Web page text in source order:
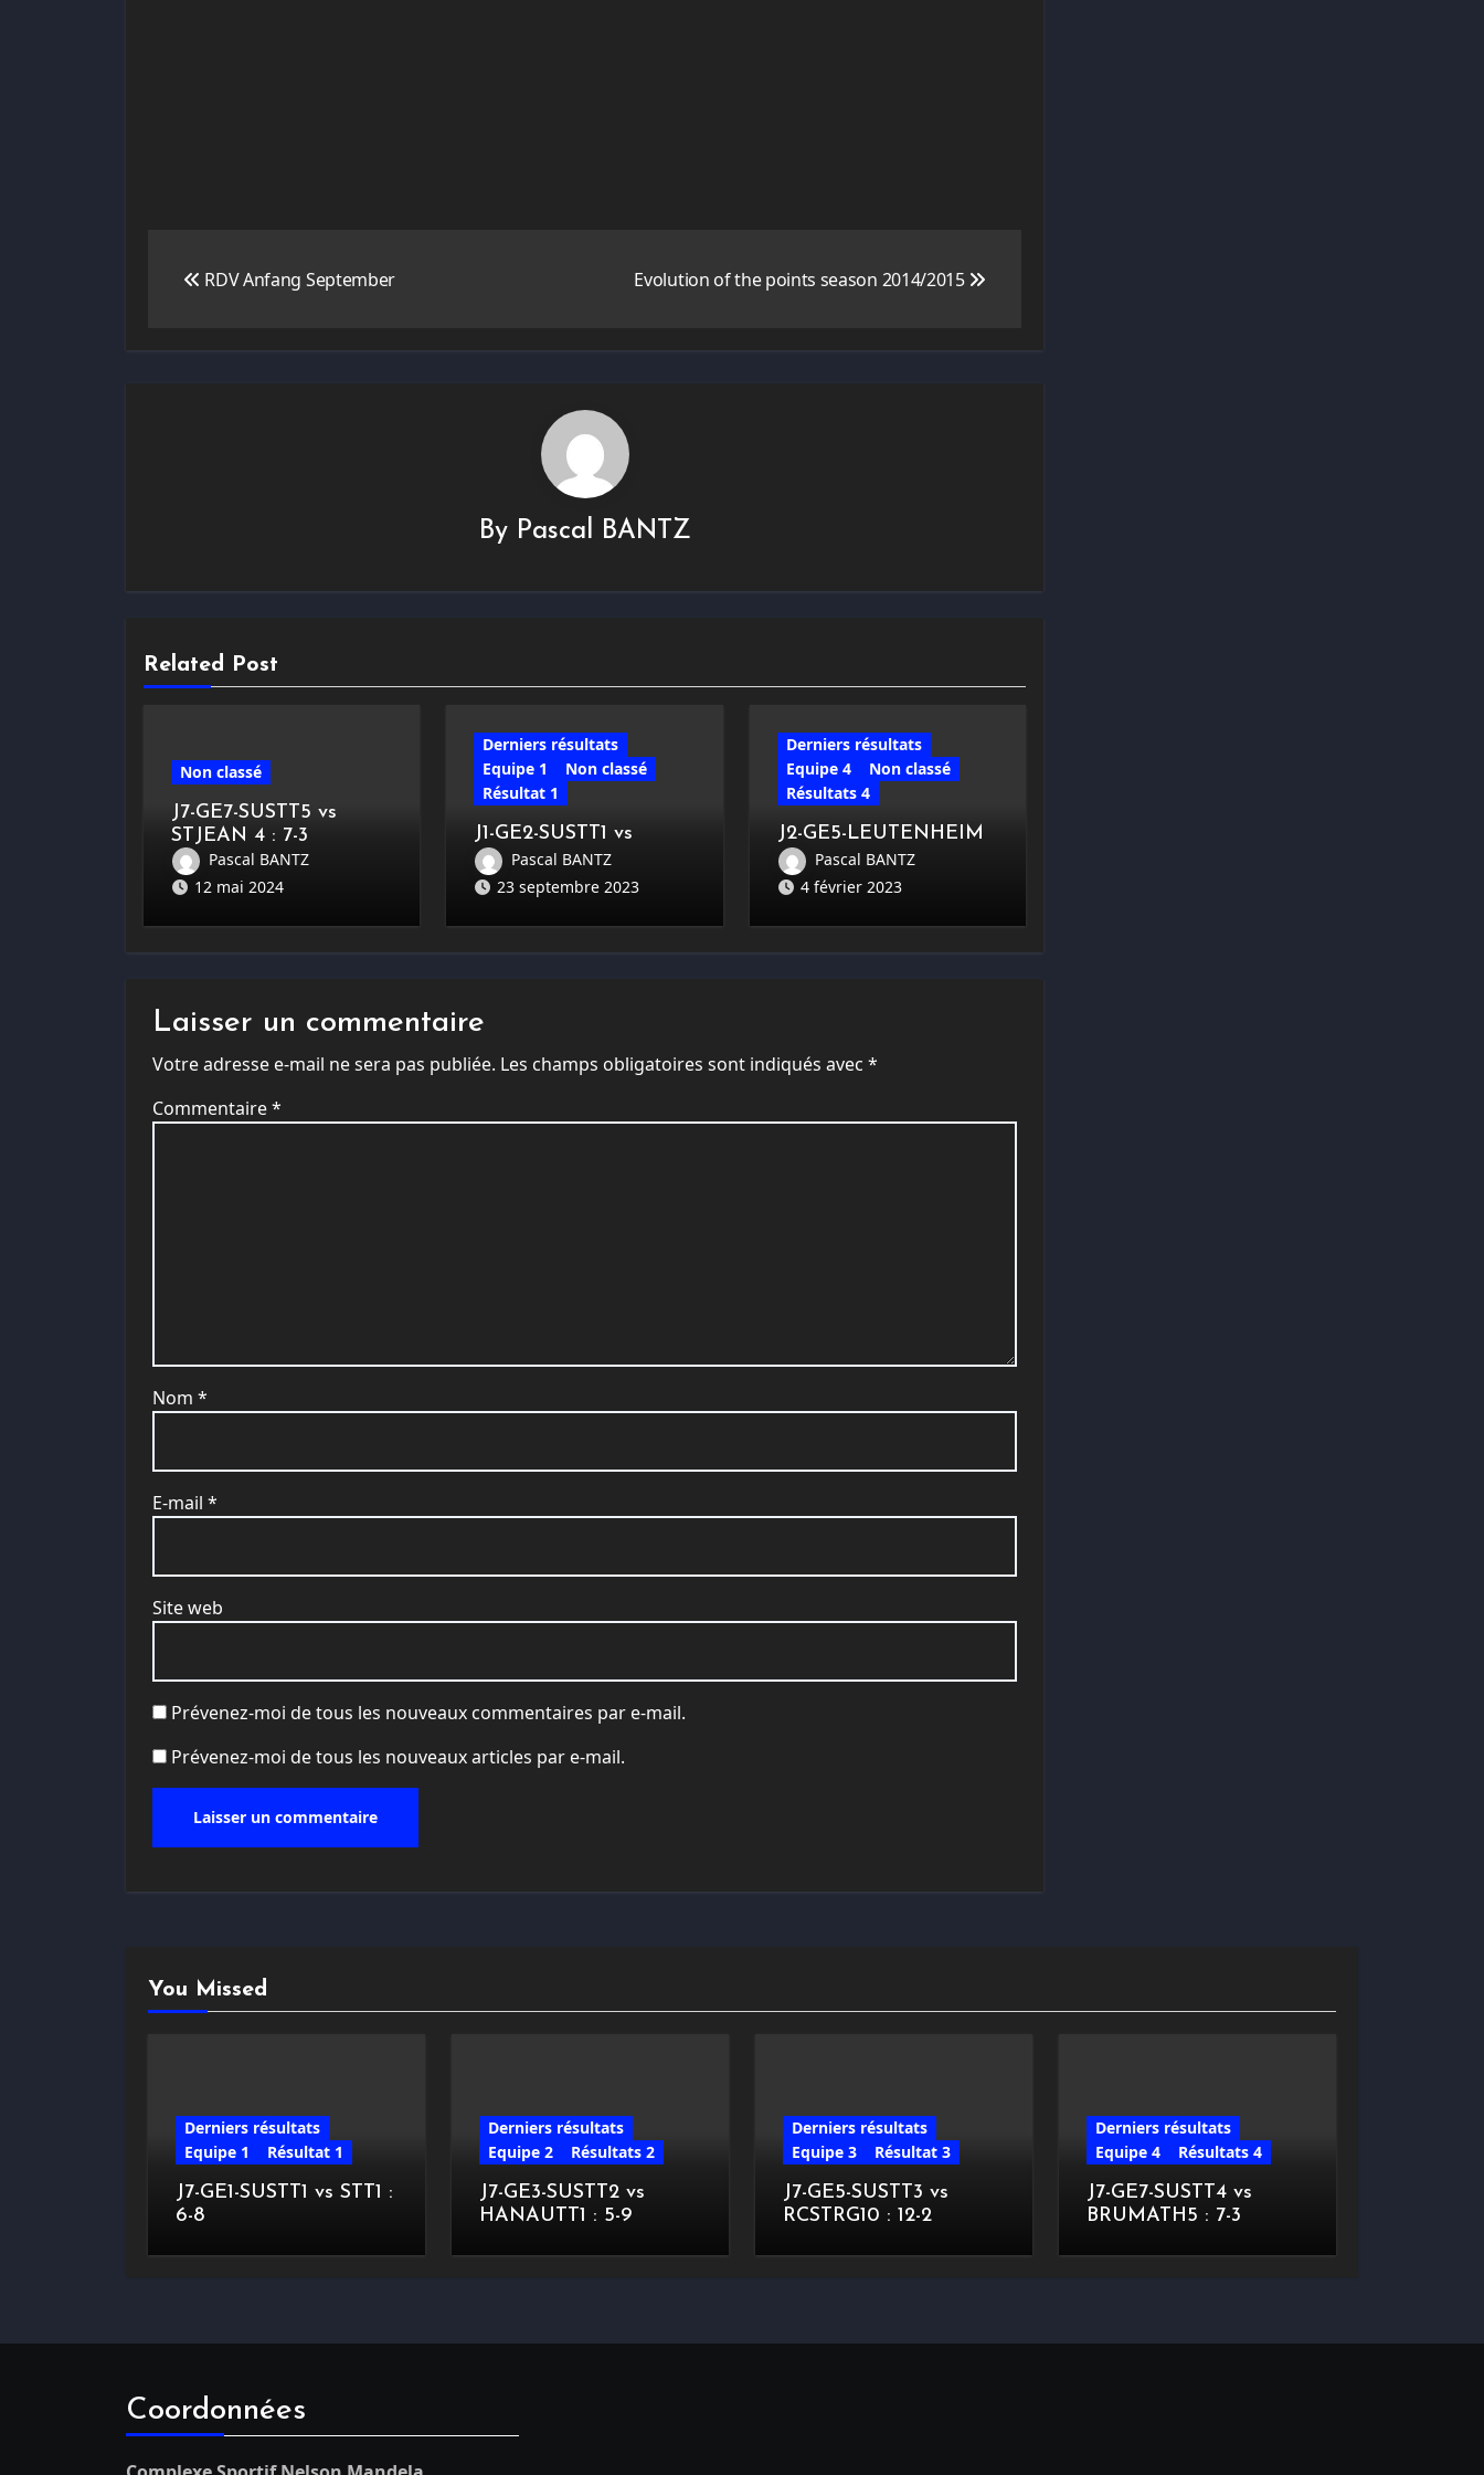
de
RDV Anfang September Evolution of the points season 2014/2015
By Pascal BANTZ
Related Post
Non classé
J7-GE7-SUSTT5 vs
STJEAN 4 : 7-3
Pascal BANTZ
12 mai 2024
Derniers résultats
Equipe 1
Non classé
Résultat 1
J1-GE2-SUSTT1 vs
KOCHERSBERG1 : 7-7
Pascal BANTZ
23 septembre 2023
Derniers résultats
Equipe 4
Non classé
Résultats 4
J2-GE5-LEUTENHEIM
CCT2 vs SUSTT4 : 3-11
Pascal BANTZ
4 février 2023
Laisser un commentaire
Votre adresse e-mail ne sera pas publiée. Les champs obligatoires sont indiqués avec *
Commentaire*
Nom *
E-mail *
Site web
Prévenez-moi de tous les nouveaux commentaires par e-mail.
Prévenez-moi de tous les nouveaux articles par e-mail.
You Missed
Derniers résultats
Equipe 1
Résultat 1
J7-GE1-SUSTT1 vs STT1 :
6-8
Derniers résultats
Equipe 2
Résultats 2
J7-GE3-SUSTT2 vs
HANAUTT1 : 5-9
Derniers résultats
Equipe 3
Résultat 3
J7-GE5-SUSTT3 vs
RCSTRG10 : 12-2
Derniers résultats
Equipe 4
Résultats 4
J7-GE7-SUSTT4 vs
BRUMATH5 : 7-3
Coordonnées